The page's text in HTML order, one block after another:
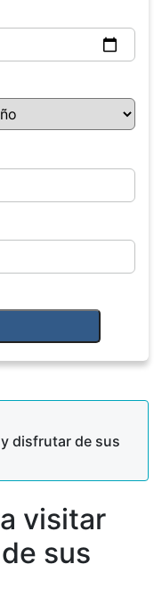
disfrutar de sus
visitar
sus